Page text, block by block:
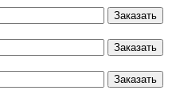
Заказать
Заказать
Заказать